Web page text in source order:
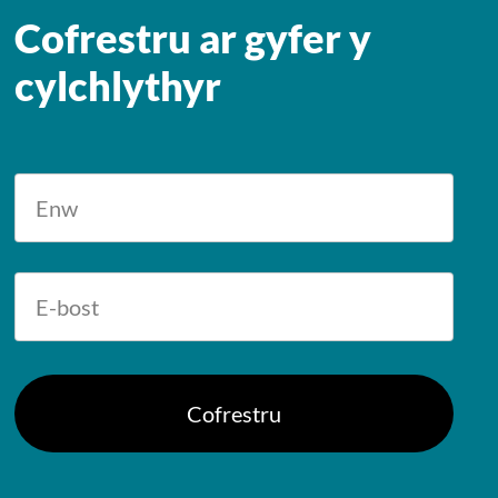
Cofrestru ar gyfer y
cylchlythyr